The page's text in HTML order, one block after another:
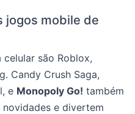
jogos mobile de
são Roblox,
Candy Crush Saga,
e Monopoly Go! também
e divertem